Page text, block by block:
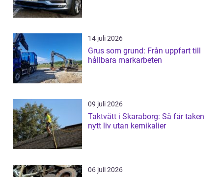
14 juli 2026
Grus som grund: Från uppfart till
hållbara markarbeten
09 juli 2026
Taktvätt i Skaraborg: Så får taken
nytt liv utan kemikalier
06 juli 2026